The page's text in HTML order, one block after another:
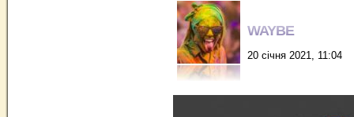
WAYBE
20 січня 2021, 11:04